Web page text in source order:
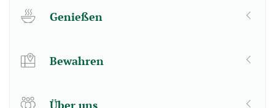
Genießen
Bewahren
Über uns